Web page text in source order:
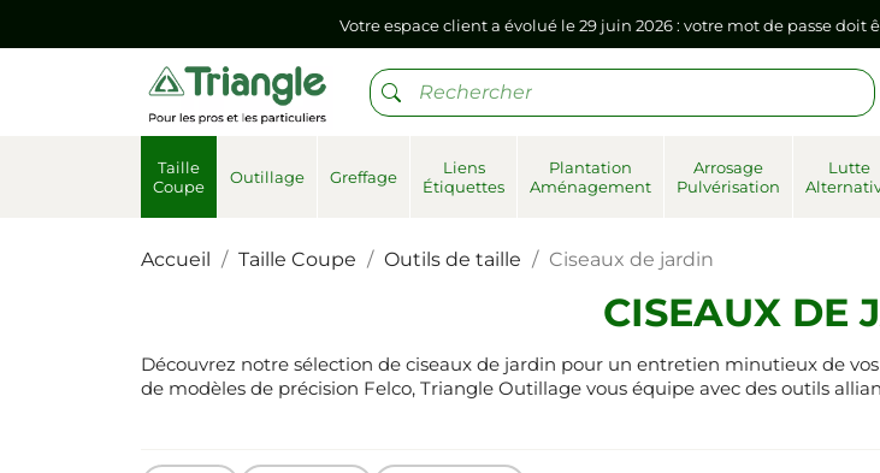
Votre espace client a évolué le 29 juin 2026 : votre mot de passe
Si vous aviez mémorisé votre précédent mot de passe dans votre navigateur internet, il
Votre espace client a évolué le 29 juin 2026 : votre mot de passe
Taille
Coupe
Outillage Greffage
Liens
Étiquettes
Plantation
Aménagement
Arrosage
Pulvérisation
Lutte
Accueil Taille Coupe Outils de taille Ciseaux de jardin
CISEAUX DE
Découvrez notre sélection de ciseaux de jardin pour un entretien minutieux de
de modèles de précision Felco, Triangle Outillage vous équipe avec des outils